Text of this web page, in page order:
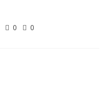
0 0